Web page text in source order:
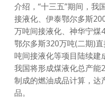
介绍，“十三五”期间，我
接液化、伊泰鄂尔多斯
万吨间接液化、神华宁煤
鄂尔多斯320万吨(二期)
吨间接液化等项目陆续建
我国将形成煤液化总产
制成的燃油成品计算，
品。